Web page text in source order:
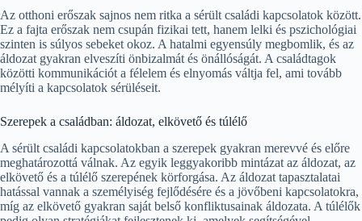
Az otthoni erőszak sajnos nem ritka a sérült családi kapcsolatok között.
Ez a fajta erőszak nem csupán fizikai tett, hanem lelki és pszichológiai
szinten is súlyos sebeket okoz. A hatalmi egyensúly megbomlik, és az
áldozat gyakran elveszíti önbizalmát és önállóságát. A családtagok
közötti kommunikációt a félelem és elnyomás váltja fel, ami tovább
mélyíti a kapcsolatok sérüléseit.
Szerepek a családban: áldozat, elkövető és túlélő
A sérült családi kapcsolatokban a szerepek gyakran merevvé és előre
meghatározottá válnak. Az egyik leggyakoribb mintázat az áldozat, az
elkövető és a túlélő szerepének körforgása. Az áldozat tapasztalatai
hatással vannak a személyiség fejlődésére és a jövőbeni kapcsolatokra,
míg az elkövető gyakran saját belső konfliktusainak áldozata. A túlélők